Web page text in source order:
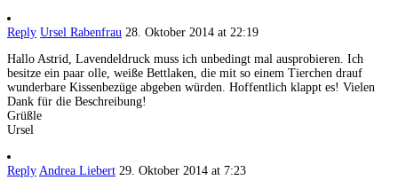
Reply Ursel Rabenfrau 28. Oktober 2014 at 22:19
Hallo Astrid, Lavendeldruck muss ich unbedingt mal ausprobieren. Ich
besitze ein paar olle, weiße Bettlaken, die mit so einem Tierchen drauf
wunderbare Kissenbezüge abgeben würden. Hoffentlich klappt es! Vielen
Dank für die Beschreibung!
Grüßle
Ursel
Reply Andrea Liebert 29. Oktober 2014 at 7:23